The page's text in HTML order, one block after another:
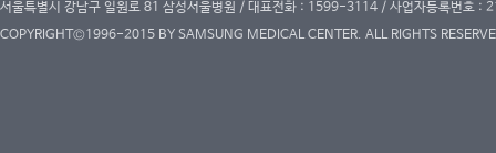
서울특별시 강남구 일원로 81 삼성서울병원 / 대표전화 : 1599-3114 / 사업자등록번호
COPYRIGHT©1996-2015 BY SAMSUNG MEDICAL CENTER. ALL RIGHTS